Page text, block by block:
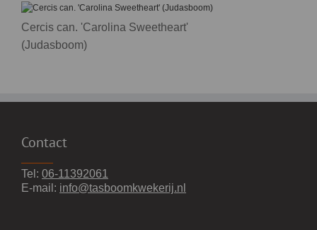
Cercis can. 'Carolina Sweetheart'
(Judasboom)
Contact
Tel: 06-11392061
E-mail: info@tasboomkwekerij.nl